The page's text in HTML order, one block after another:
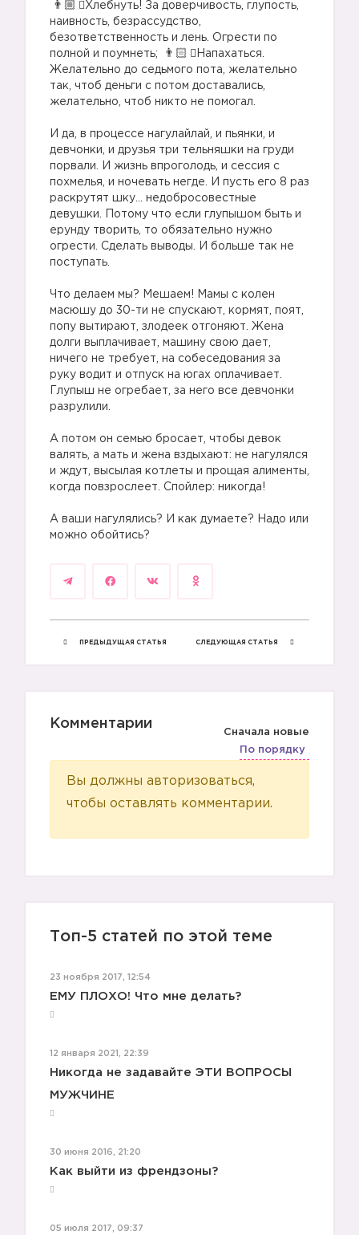
‍🦰Хлебнуть! За доверчивость, глупость,
наивность, безрассудство,
безответственность и лень. Огрести по
полной и поумнеть;
‍🦱Напахаться.
Желательно до седьмого пота, желательно
так, чтоб деньги с потом доставались,
желательно, чтоб никто не помогал.
И да, в процессе нагулайлай, и пьянки, и
девчонки, и друзья три тельняшки на груди
порвали. И жизнь впроголодь, и сессия с
похмелья, и ночевать негде. И пусть его 8 раз
раскрутят шку… недобросовестные
девушки. Потому что если глупышом быть и
ерунду творить, то обязательно нужно
огрести. Сделать выводы. И больше так не
поступать.
Что делаем мы? Мешаем! Мамы с колен
масюшу до 30-ти не спускают, кормят, поят,
попу вытирают, злодеек отгоняют. Жена
долги выплачивает, машину свою дает,
ничего не требует, на собеседования за
руку водит и отпуск на югах оплачивает.
Глупыш не огребает, за него все девчонки
разрулили.
А потом он семью бросает, чтобы девок
валять, а мать и жена вздыхают: не нагулялся
и ждут, высылая котлеты и прощая алименты,
когда повзрослеет. Спойлер: никогда!
А ваши нагулялись? И как думаете? Надо или
можно обойтись?
ПРЕДЫДУЩАЯ СТАТЬЯ СЛЕДУЮЩАЯ СТАТЬЯ
Комментарии
Сначала новые
По порядку
Вы должны авторизоваться,
чтобы оставлять комментарии.
Топ-5 статей по этой теме
23 ноября 2017, 12:54
ЕМУ ПЛОХО! Что мне делать?
12 января 2021, 22:39
Никогда не задавайте ЭТИ ВОПРОСЫ
МУЖЧИНЕ
30 июня 2016, 21:20
Как выйти из френдзоны?
05 июля 2017, 09:37